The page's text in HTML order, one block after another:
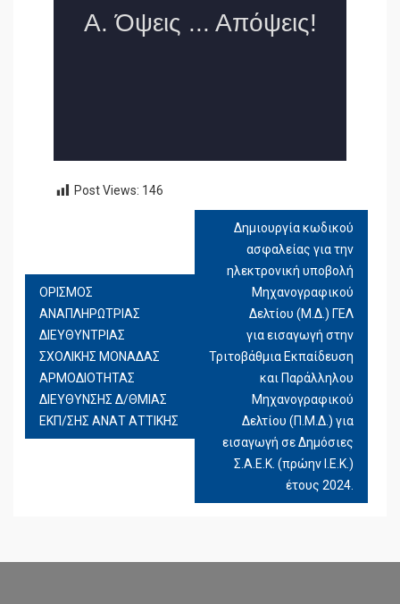
Post Views: 146
ΟΡΙΣΜΟΣ
ΑΝΑΠΛΗΡΩΤΡΙΑΣ
ΔΙΕΥΘΥΝΤΡΙΑΣ
ΣΧΟΛΙΚΗΣ ΜΟΝΑΔΑΣ
ΑΡΜΟΔΙΟΤΗΤΑΣ
ΔΙΕΥΘΥΝΣΗΣ Δ/ΘΜΙΑΣ
ΕΚΠ/ΣΗΣ ΑΝΑΤ ΑΤΤΙΚΗΣ
Δημιουργία κωδικού
ασφαλείας για την
ηλεκτρονική υποβολή
Μηχανογραφικού
Δελτίου (Μ.Δ.) ΓΕΛ
για εισαγωγή στην
Τριτοβάθμια Εκπαίδευση
και Παράλληλου
Μηχανογραφικού
Δελτίου (Π.Μ.Δ.) για
εισαγωγή σε Δημόσιες
Σ.Α.Ε.Κ. (πρώην Ι.Ε.Κ.)
έτους 2024.